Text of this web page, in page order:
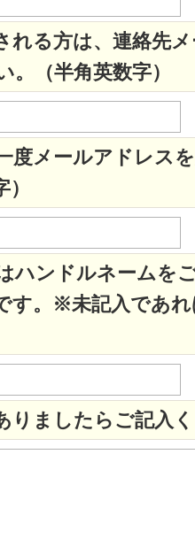
れる方は、連絡先
（半角英数字）
度メールアドレス
ハンドルネームを
す。※未記入であ
りましたらご記入
案内